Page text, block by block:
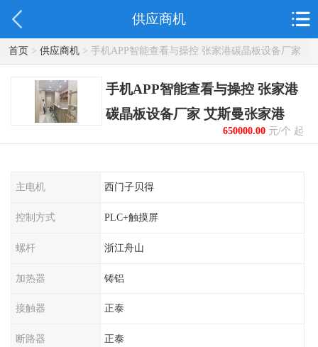
供应商机
首页> 供应商机> 手机APP智能查看与操控 张家港碳晶板设备厂家
艾斯曼张家港
手机APP智能查看与操控 张家港
碳晶板设备厂家 艾斯曼张家港
650000.00元/个 起
主电机 西门子贝得
控制方式 PLC+触摸屏
螺杆 浙江舟山
加热器 铸铝
接触器 正泰
断路器 正泰